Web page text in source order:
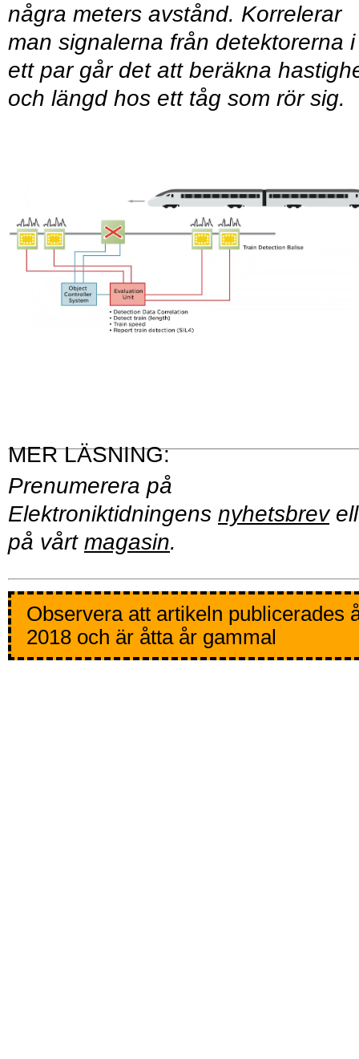
några meters avstånd. Korrelerar
man signalerna från detektorerna i
ett par går det att beräkna
och längd hos ett tåg som rör sig.
Prenumerera på
Elektroniktidningens nyhetsbrev
på vårt magasin.
Observera att artikeln publicerades
2018 och är åtta år gammal